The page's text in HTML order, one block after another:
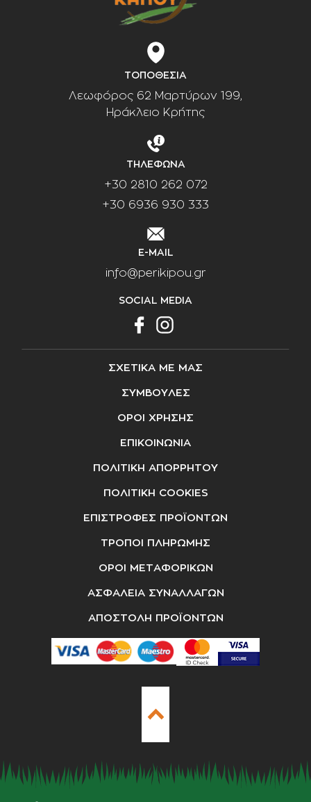
ΤΟΠΟΘΕΣΙΑ
Λεωφόρος 62 Μαρτύρων 199,
Ηράκλειο Κρήτης
ΤΗΛΕΦΩΝΑ
+30 2810 262 072
+30 6936 930 333
E-MAIL
info@perikipou.gr
SOCIAL MEDIA
ΣΧΕΤΙΚΑ ΜΕ ΜΑΣ
ΣΥΜΒΟΥΛΕΣ
ΟΡΟΙ ΧΡΗΣΗΣ
ΕΠΙΚΟΙΝΩΝΙΑ
ΠΟΛΙΤΙΚΗ ΑΠΟΡΡΗΤΟΥ
ΠΟΛΙΤΙΚΗ COOKIES
ΕΠΙΣΤΡΟΦΕΣ ΠΡΟΪΟΝΤΩΝ
ΤΡΟΠΟΙ ΠΛΗΡΩΜΗΣ
ΟΡΟΙ ΜΕΤΑΦΟΡΙΚΩΝ
ΑΣΦΑΛΕΙΑ ΣΥΝΑΛΛΑΓΩΝ
ΑΠΟΣΤΟΛΗ ΠΡΟΪΟΝΤΩΝ